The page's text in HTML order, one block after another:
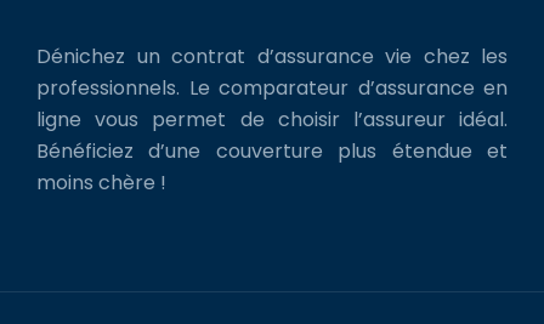
Dénichez un contrat d’assurance vie chez les
professionnels. Le comparateur d’assurance en
ligne vous permet de choisir l’assureur idéal.
Bénéficiez d’une couverture plus étendue et
moins chère !